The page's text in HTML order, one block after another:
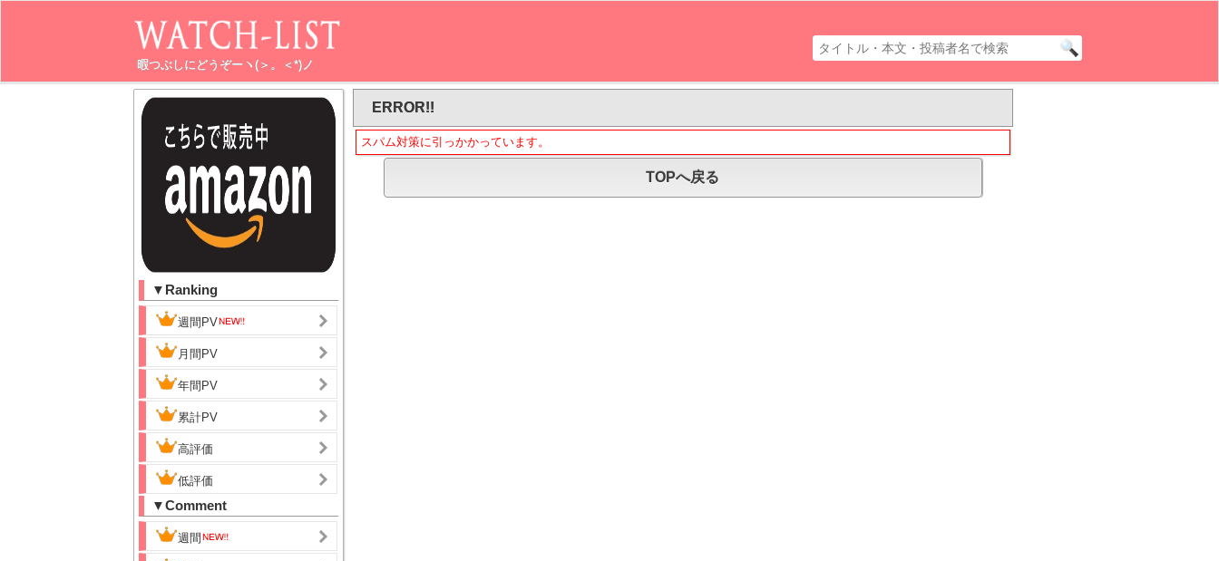
暇つぶしにどうぞーヽ(＞。＜*)ノ
▼Ranking
週間PV
月間PV
年間PV
累計PV
高評価
低評価
▼Comment
週間
ERROR!!
スパム対策に引っかかっています。
TOPへ戻る